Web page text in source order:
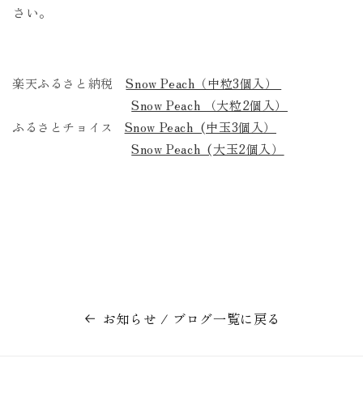
さい。
楽天ふるさと納税Snow Peach（中粒3個入）
Snow Peach （大粒2個入）
ふるさとチョイス
Snow Peach (中玉3個入）
Snow Peach (大玉2個入）
お知らせ / ブログ一覧に戻る